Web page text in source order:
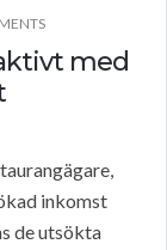
med
inkomst
de utsökta